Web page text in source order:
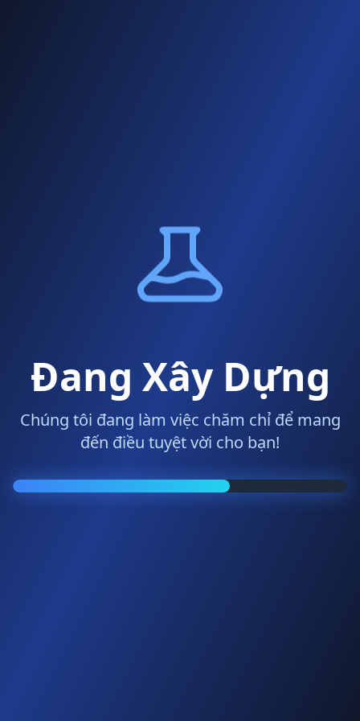
Đang Xây Dựng
Chúng tôi đang làm việc chăm chỉ để mang
đến điều tuyệt vời cho bạn!